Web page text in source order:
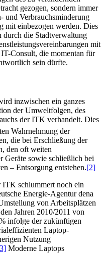
gezogen, sondern immer
und Verbrauchsminderung
mit einbezogen werden. Dies
durch die Stadtverwaltung
mit
Consult, die momentan für
sein dürfte.
inzwischen ein ganzes
der Umweltfolgen, des
der ITK verhandelt. Dies
Wahrnehmung der
die bei Erschließung der
den oft weiten
Geräte sowie schließlich bei
– Entsorgung entstehen.[2]
ITK schlummert noch ein
Energie-Agentur dena
von Arbeitsplätzen
Jahren 2010/2011 von
infolge der zukünftigen
Laptop-
Nutzung
Moderne Laptops